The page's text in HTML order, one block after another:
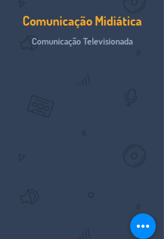
Comunicação Midiática
Comunicação Televisionada